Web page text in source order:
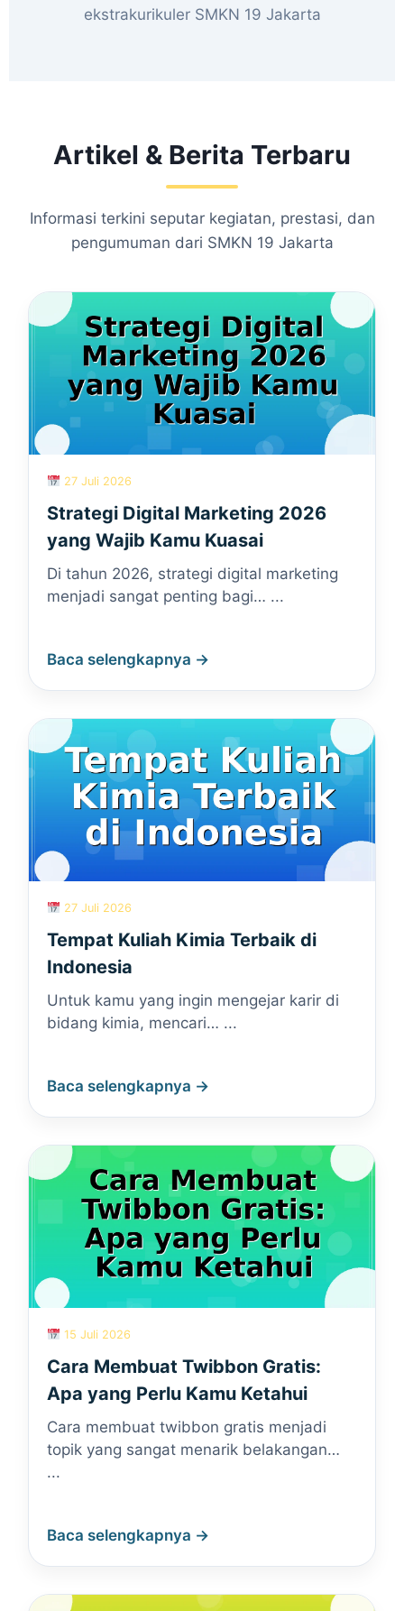
ekstrakurikuler SMKN 19 Jakarta
Artikel & Berita Terbaru
Informasi terkini seputar kegiatan, prestasi, dan
pengumuman dari SMKN 19 Jakarta
27 Juli 2026
Strategi Digital Marketing 2026
yang Wajib Kamu Kuasai
Di tahun 2026, strategi digital marketing
menjadi sangat penting bagi… ...
Baca selengkapnya →
27 Juli 2026
Tempat Kuliah Kimia Terbaik di
Indonesia
Untuk kamu yang ingin mengejar karir di
bidang kimia, mencari… ...
Baca selengkapnya →
15 Juli 2026
Cara Membuat Twibbon Gratis:
Apa yang Perlu Kamu Ketahui
Cara membuat twibbon gratis menjadi
topik yang sangat menarik belakangan…
...
Baca selengkapnya →